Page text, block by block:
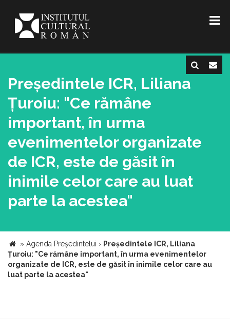
Președintele ICR, Liliana
Țuroiu: "Ce rămâne
important, în urma
evenimentelor organizate
de ICR, este de găsit în
inimile celor care au luat
parte la acestea"
» Agenda Președintelui › Președintele ICR, Liliana
Țuroiu: "Ce rămâne important, în urma evenimentelor
organizate de ICR, este de găsit în inimile celor care au
luat parte la acestea"